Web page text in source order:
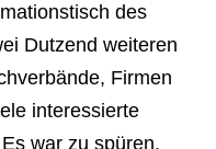
des
Dutzend weiteren
Firmen
interessierte
war zu spüren,